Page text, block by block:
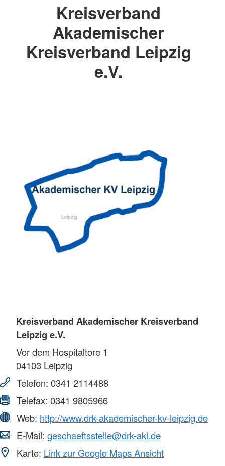
Kreisverband
Akademischer
Kreisverband Leipzig
e.V.
Kreisverband Akademischer Kreisverband
Leipzig e.V.
Vor dem Hospitaltore 1
04103 Leipzig
Telefon: 0341 2114488
Telefax: 0341 9805966
Web: http://www.drk-akademischer-kv-leipzig.de
E-Mail: geschaeftsstelle@drk-akl.de
Karte: Link zur Google Maps Ansicht